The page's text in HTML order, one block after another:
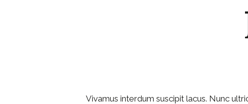
Vivamus interdum suscipit lacus. Nunc